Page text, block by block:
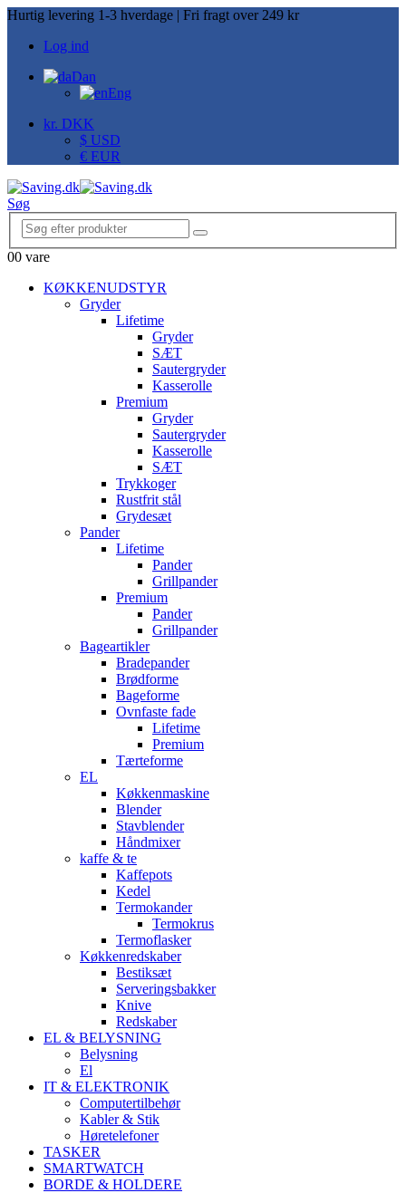
Hurtig levering 1-3 hverdage | Fri fragt over 249 kr
Log ind
Dan
Eng
kr. DKK
$ USD
€ EUR
Søg
00 vare
KØKKENUDSTYR
Gryder
Lifetime
Gryder
SÆT
Sautergryder
Kasserolle
Premium
Gryder
Sautergryder
Kasserolle
SÆT
Trykkoger
Rustfrit stål
Grydesæt
Pander
Lifetime
Pander
Grillpander
Premium
Pander
Grillpander
Bageartikler
Bradepander
Brødforme
Bageforme
Ovnfaste fade
Lifetime
Premium
Tærteforme
EL
Køkkenmaskine
Blender
Stavblender
Håndmixer
kaffe & te
Kaffepots
Kedel
Termokander
Termokrus
Termoflasker
Køkkenredskaber
Bestiksæt
Serveringsbakker
Knive
Redskaber
EL & BELYSNING
Belysning
El
IT & ELEKTRONIK
Computertilbehør
Kabler & Stik
Høretelefoner
TASKER
SMARTWATCH
BORDE & HOLDERE